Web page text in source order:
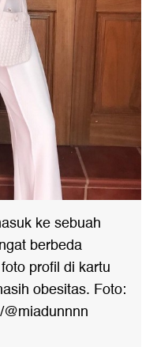
ke sebuah
berbeda
profil di kartu
obesitas. Foto: